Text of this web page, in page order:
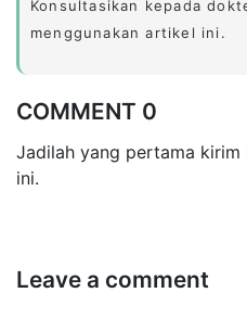
Konsultasikan kepada
menggunakan artikel ini.
COMMENT 0
Jadilah yang pertama kirim
ini.
Leave a comment